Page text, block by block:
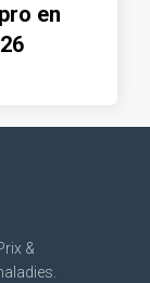
en
&